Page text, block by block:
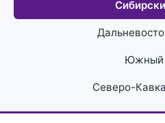
Северо-